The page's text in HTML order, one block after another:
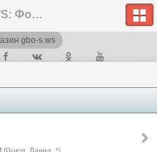
GBO-S.WS: Форум
gbo-s.ws
(Guest_Данил_*)